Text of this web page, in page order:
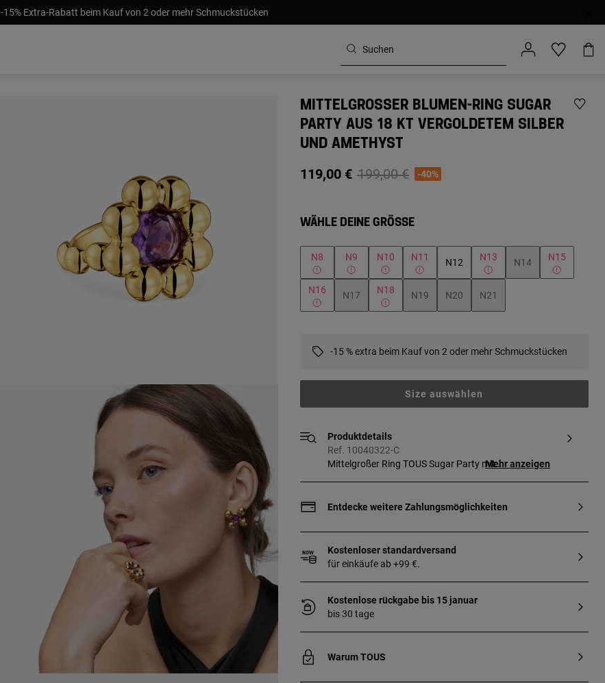
-15% Extra-Rabatt beim Kauf von 2 oder mehr Schmuckstücken
MITTELGROSSER BLUMEN-RING SUGAR P
ARTY AUS 18 KT VERGOLDETEM SILBER U
ND AMETHYST
119,00 € Price reduced from
199,00 €to-40%
WÄHLE DEINE GRÖSSE
N8 N9 N10 N11 N12 N13 N14 N15
N16 N17 N18 N19 N20 N21
-15 % extra beim Kauf von 2 oder mehr Schmuckstücken
Size auswählen
Produktdetails
Ref. 10040322-C
Mittelgroßer Ring TOUS Sugar Party mit
der Mitte. Größe des Edelsteins: 10 mm.
Breite des Rings: 5 mm. Gefertigt aus
Sterlingsilber mit einem 3 Mikron dicken
Goldüberzug von 18 bis 23 kt. Diese
Mehr anzeigen
Entdecke weitere Zahlungsmöglichkeiten
Kostenloser standardversand
für einkäufe ab +99 €.
Kostenlose rückgabe bis 15 januar
bis 30 tage
Warum TOUS